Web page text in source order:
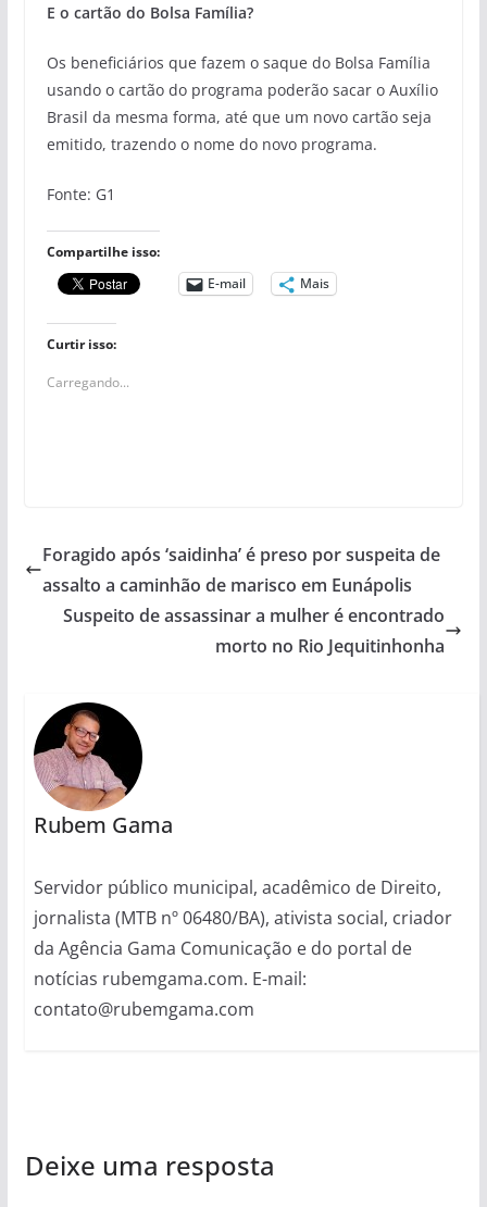
E o cartão do Bolsa Família?
Os beneficiários que fazem o saque do Bolsa Família
usando o cartão do programa poderão sacar o Auxílio
Brasil da mesma forma, até que um novo cartão seja
emitido, trazendo o nome do novo programa.
Fonte: G1
Compartilhe isso:
E-mail
Mais
Curtir isso:
Carregando...
Foragido após ‘saidinha’ é preso por suspeita de
assalto a caminhão de marisco em Eunápolis
Suspeito de assassinar a mulher é encontrado
morto no Rio Jequitinhonha
Rubem Gama
Servidor público municipal, acadêmico de Direito,
jornalista (MTB nº 06480/BA), ativista social, criador
da Agência Gama Comunicação e do portal de
notícias rubemgama.com. E-mail:
contato@rubemgama.com
Deixe uma resposta